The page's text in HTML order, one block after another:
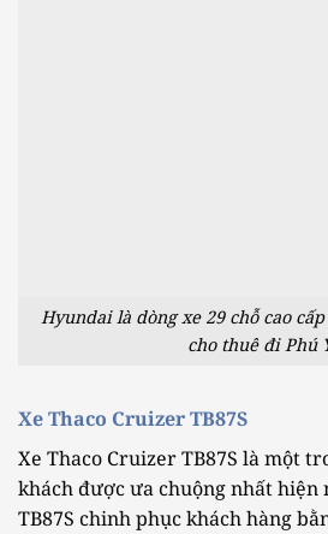
Hyundai là dòng xe 29 chỗ cao
cho thuê đi Phú
Xe Thaco Cruizer TB87S
Xe Thaco Cruizer TB87S là một
khách được ưa chuộng nhất hiện
TB87S chinh phục khách hàng